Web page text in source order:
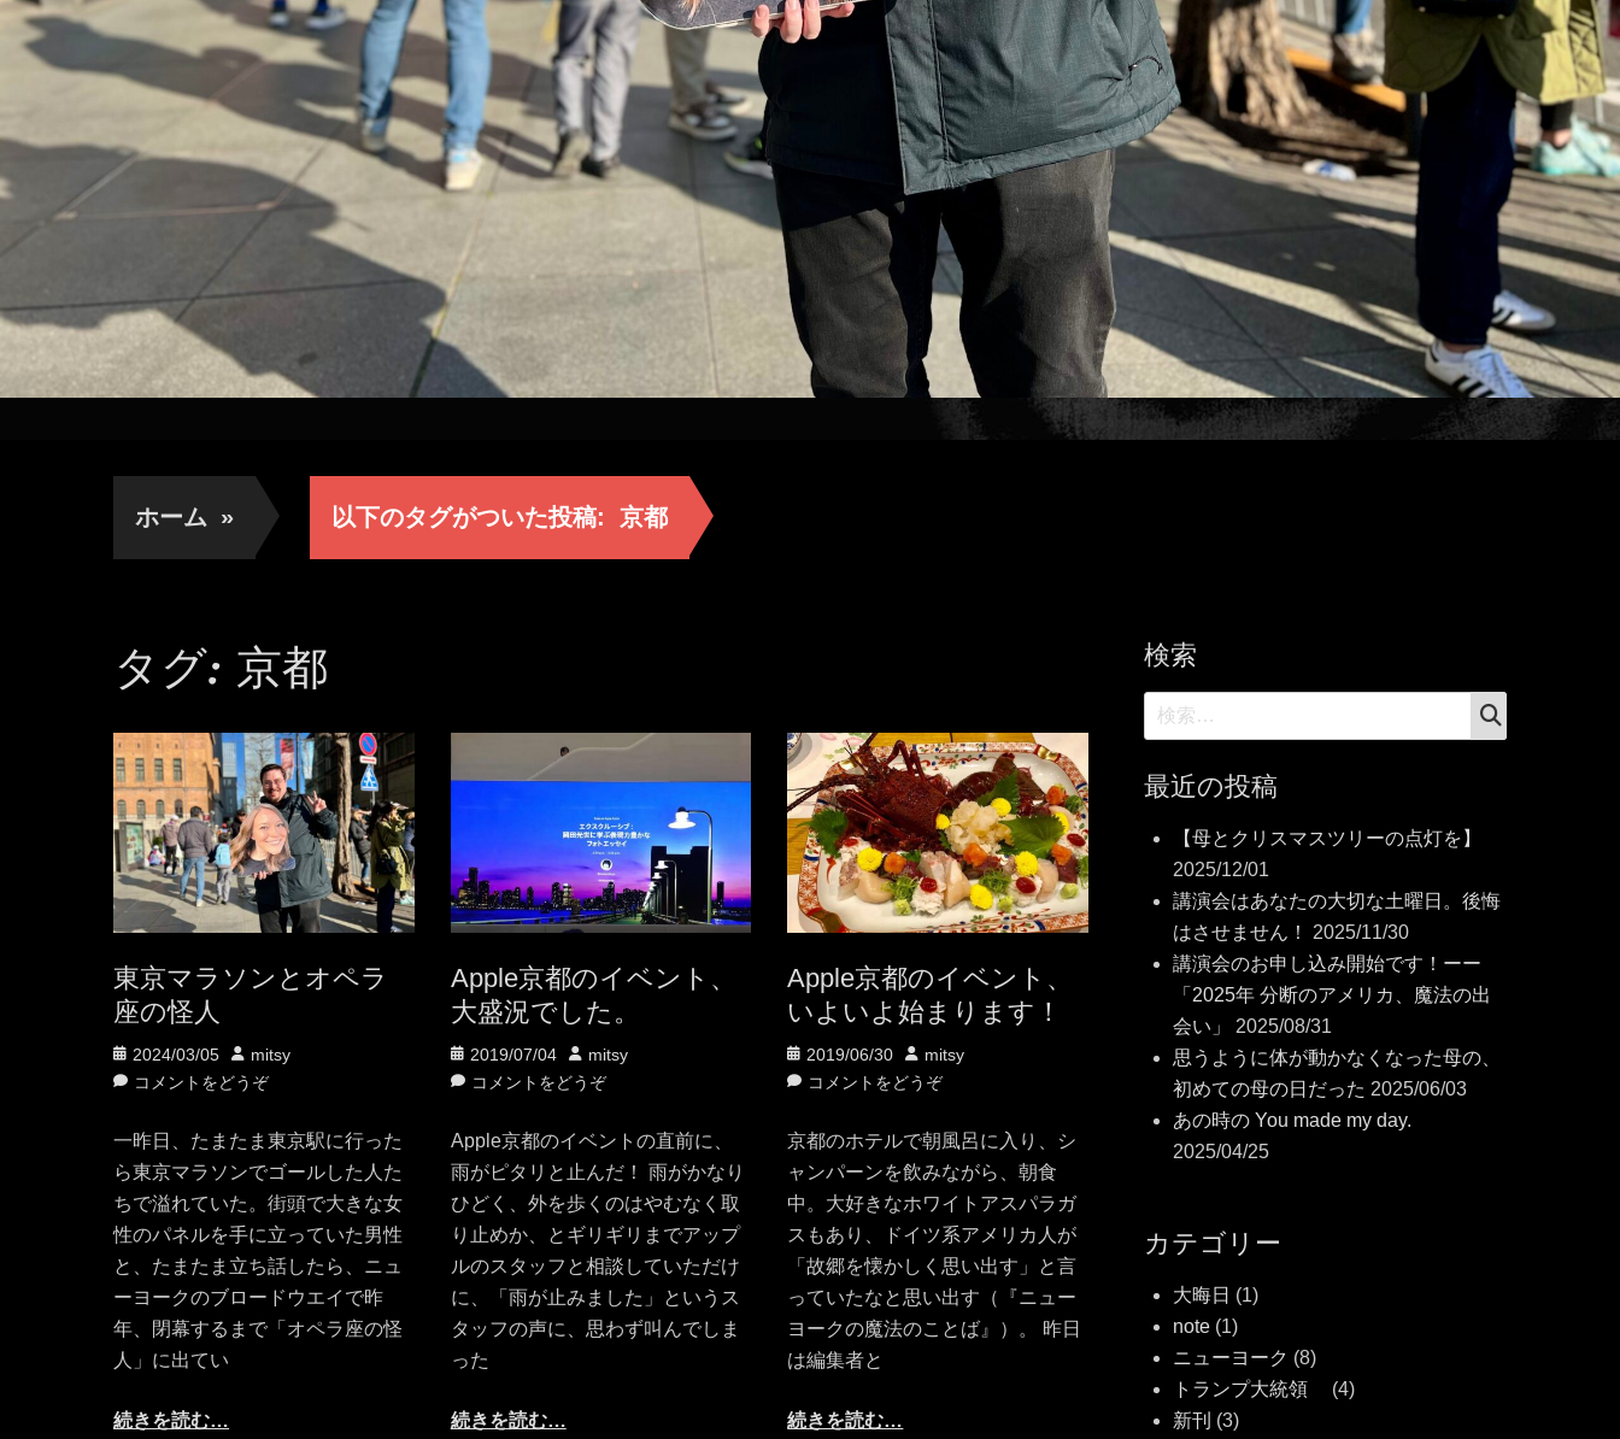
ホーム » 以下のタグがついた投稿:京都
タグ: 京都
東京マラソンとオペラ
座の怪人
投
稿
2024/03/05
投
稿
mitsy
コメントをどうぞ
一昨日、たまたま東京駅に行った
ら東京マラソンでゴールした人た
ちで溢れていた。街頭で大きな女
性のパネルを手に立っていた男性
と、たまたま立ち話したら、ニュ
ーヨークのブロードウエイで昨
年、閉幕するまで「オペラ座の怪
人」に出てい
続きを読む…
Apple京都のイベント、
大盛況でした。
投
稿
2019/07/04
投
稿
mitsy
コメントをどうぞ
Apple京都のイベントの直前に、
雨がピタリと止んだ！ 雨がかなり
ひどく、外を歩くのはやむなく取
り止めか、とギリギリまでアップ
ルのスタッフと相談していただけ
に、「雨が止みました」というス
タッフの声に、思わず叫んでしま
った
続きを読む…
Apple京都のイベント、
いよいよ始まります！
投
稿
2019/06/30
投
稿
mitsy
コメントをどうぞ
京都のホテルで朝風呂に入り、シ
ャンパーンを飲みながら、朝食
中。大好きなホワイトアスパラガ
スもあり、ドイツ系アメリカ人が
「故郷を懐かしく思い出す」と言
っていたなと思い出す（『ニュー
ヨークの魔法のことば』）。 昨日
は編集者と
続きを読む…
検索
検
索:
最近の投稿
【母とクリスマスツリーの点灯を】
2025/12/01
講演会はあなたの大切な土曜日。後悔
はさせません！
2025/11/30
講演会のお申し込み開始です！ーー
「2025年 分断のアメリカ、魔法の出
会い」
2025/08/31
思うように体が動かなくなった母の、
初めての母の日だった 2025/06/03
あの時の You made my day.
2025/04/25
カテゴリー
大晦日 (1)
note (1)
ニューヨーク (8)
トランプ大統領
(4)
新刊 (3)